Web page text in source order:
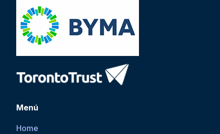
Menú
Home